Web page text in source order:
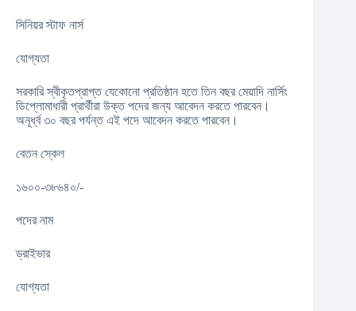
সিনিয়র স্টাফ নার্স
যোগ্যতা
সরকারি স্বীকৃতপ্রাপ্ত যেকোনো প্রতিষ্ঠান হতে তিন বছর মেয়াদি নার্সিং
ডিপ্লোমাধারী প্রার্থীরা উক্ত পদের জন্য আবেদন করতে পারবেন।
অনূর্ধ্ব ৩০ বছর পর্যন্ত এই পদে আবেদন করতে পারবেন।
বেতন স্কেল
১৬০০-৩৮৬৪০/-
পদের নাম
ড্রাইভার
যোগ্যতা